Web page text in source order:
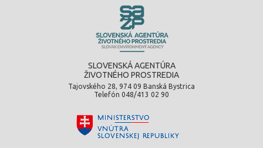
SLOVENSKÁ AGENTÚRA
ŽIVOTNÉHO PROSTREDIA
Tajovského 28, 974 09 Banská Bystrica
Telefón 048/413 02 90